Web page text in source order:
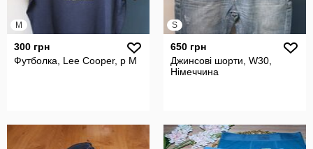
M
300 грн
Футболка, Lee Cooper, р М
S
650 грн
Джинсові шорти, W30,
Німеччина